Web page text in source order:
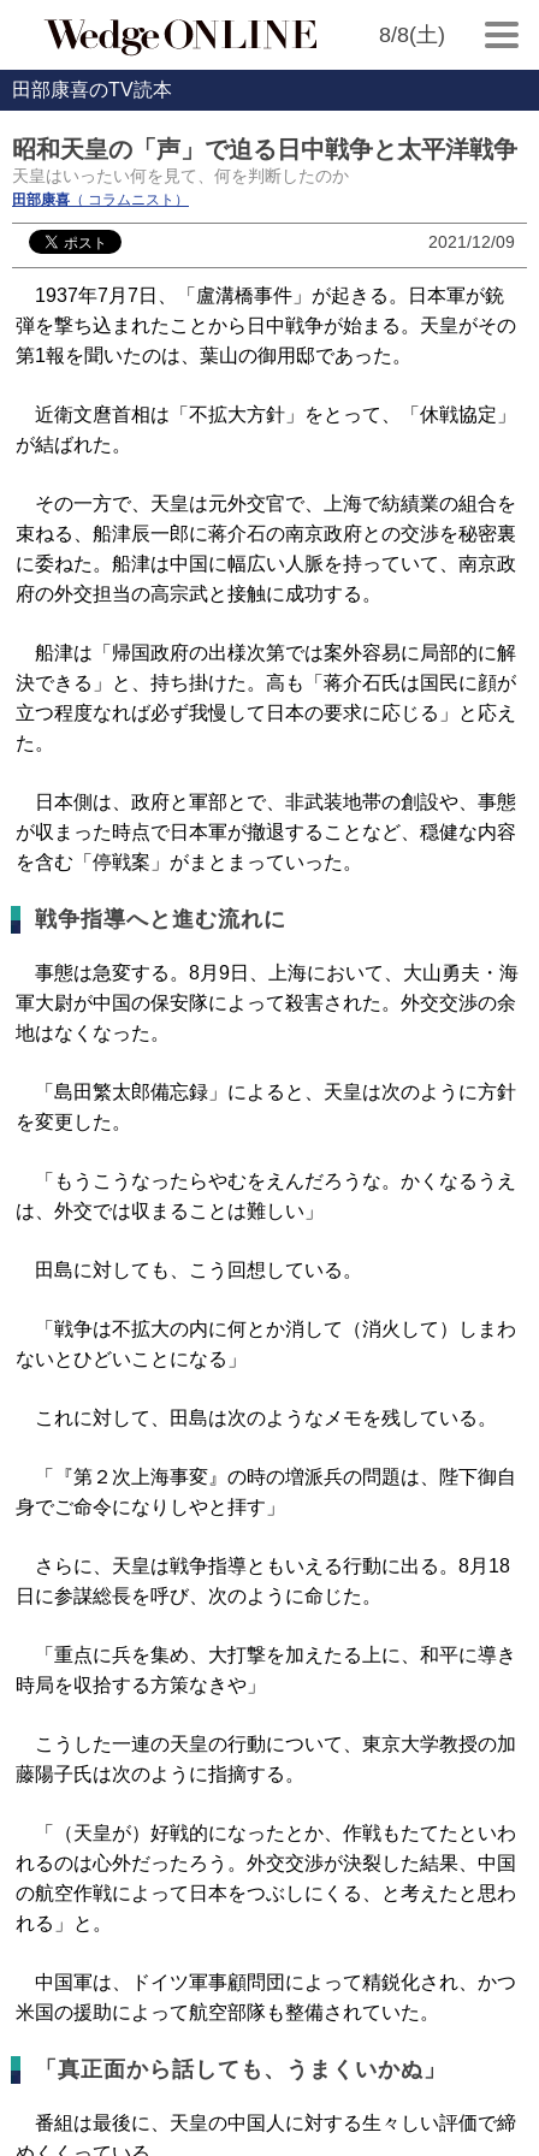
8/8(土)
田部康喜のTV読本
昭和天皇の「声」で迫る日中戦争と太平洋戦争
天皇はいったい何を見て、何を判断したのか
田部康喜 （ コラムニスト）
2021/12/09
1937年7月7日、「盧溝橋事件」が起きる。日本軍が銃
弾を撃ち込まれたことから日中戦争が始まる。天皇がその
第1報を聞いたのは、葉山の御用邸であった。
近衛文麿首相は「不拡大方針」をとって、「休戦協定」
が結ばれた。
その一方で、天皇は元外交官で、上海で紡績業の組合を
束ねる、船津辰一郎に蒋介石の南京政府との交渉を秘密裏
に委ねた。船津は中国に幅広い人脈を持っていて、南京政
府の外交担当の高宗武と接触に成功する。
船津は「帰国政府の出様次第では案外容易に局部的に解
決できる」と、持ち掛けた。高も「蒋介石氏は国民に顔が
立つ程度なれば必ず我慢して日本の要求に応じる」と応え
た。
日本側は、政府と軍部とで、非武装地帯の創設や、事態
が収まった時点で日本軍が撤退することなど、穏健な内容
を含む「停戦案」がまとまっていった。
戦争指導へと進む流れに
事態は急変する。8月9日、上海において、大山勇夫・海
軍大尉が中国の保安隊によって殺害された。外交交渉の余
地はなくなった。
「島田繁太郎備忘録」によると、天皇は次のように方針
を変更した。
「もうこうなったらやむをえんだろうな。かくなるうえ
は、外交では収まることは難しい」
田島に対しても、こう回想している。
「戦争は不拡大の内に何とか消して（消火して）しまわ
ないとひどいことになる」
これに対して、田島は次のようなメモを残している。
「『第２次上海事変』の時の増派兵の問題は、陛下御自
身でご命令になりしやと拝す」
さらに、天皇は戦争指導ともいえる行動に出る。8月18
日に参謀総長を呼び、次のように命じた。
「重点に兵を集め、大打撃を加えたる上に、和平に導き
時局を収拾する方策なきや」
こうした一連の天皇の行動について、東京大学教授の加
藤陽子氏は次のように指摘する。
「（天皇が）好戦的になったとか、作戦もたてたといわ
れるのは心外だったろう。外交交渉が決裂した結果、中国
の航空作戦によって日本をつぶしにくる、と考えたと思わ
れる」と。
中国軍は、ドイツ軍事顧問団によって精鋭化され、かつ
米国の援助によって航空部隊も整備されていた。
「真正面から話しても、うまくいかぬ」
番組は最後に、天皇の中国人に対する生々しい評価で締